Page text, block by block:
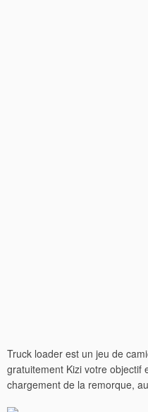
Truck loader est un jeu de
gratuitement Kizi votre objectif
chargement de la remorque,